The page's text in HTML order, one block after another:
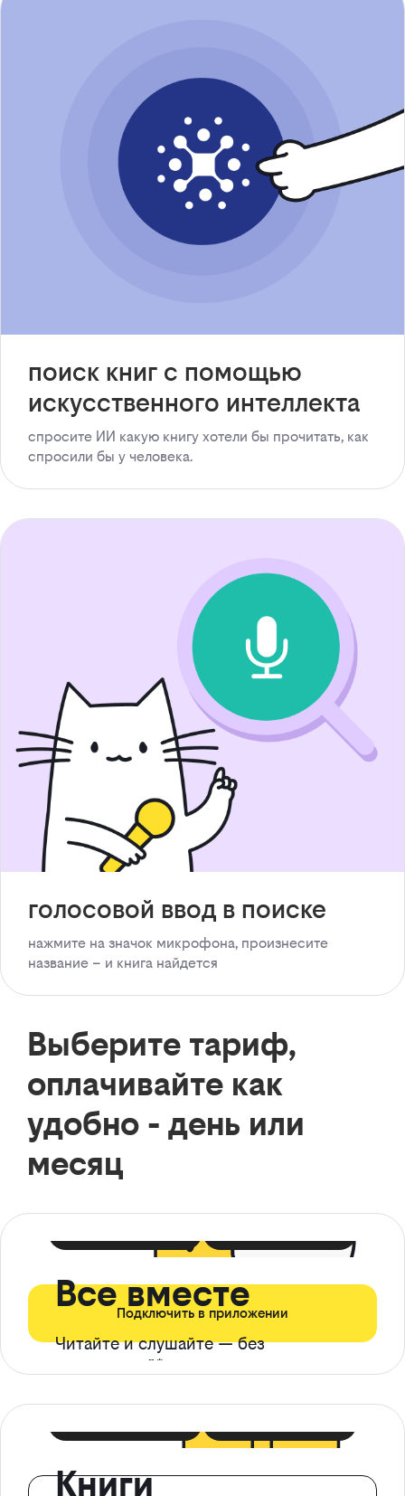
поиск книг с помощью
искусственного интеллекта
спросите ИИ какую книгу хотели бы прочитать, как
спросили бы у человека.
голосовой ввод в поиске
нажмите на значок микрофона, произнесите
название – и книга найдется
Выберите тариф,
оплачивайте как
удобно - день или
месяц
Все вместе
Читайте и слушайте — без
ограничений*
Подключить в приложении
Книги